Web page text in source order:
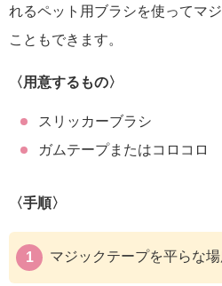
れるペット用ブラシを使ってマ
こともできます。
〈用意するもの〉
スリッカーブラシ
ガムテープまたはコロコロ
〈手順〉
マジックテープを平らな場